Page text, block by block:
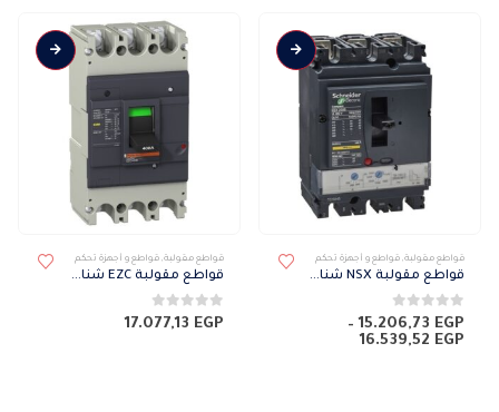
قواطع مقولبة, قواطع و أجهزة تحكم
قواطع مقولبة NSX شنايدر 25KA 3P
0من 5 15.206,73 EGP
–
16.539,52 EGP
نطاق
قواطع مقولبة, قواطع و أجهزة تحكم
قواطع مقولبة EZC شنايدر غير قابة للظبط 50KA 3P
0من 5 17.077,13 EGP